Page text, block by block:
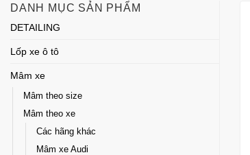
DANH MỤC SẢN PHẨM
DETAILING
Lốp xe ô tô
Mâm xe
Mâm theo size
Mâm theo xe
Các hãng khác
Mâm xe Audi